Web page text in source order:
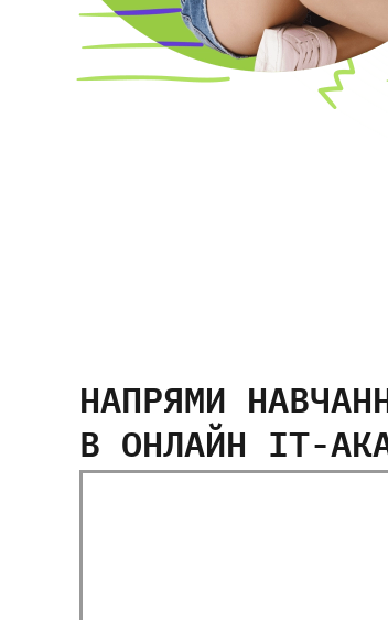
НАПРЯМИ
В ОНЛАЙН IT-